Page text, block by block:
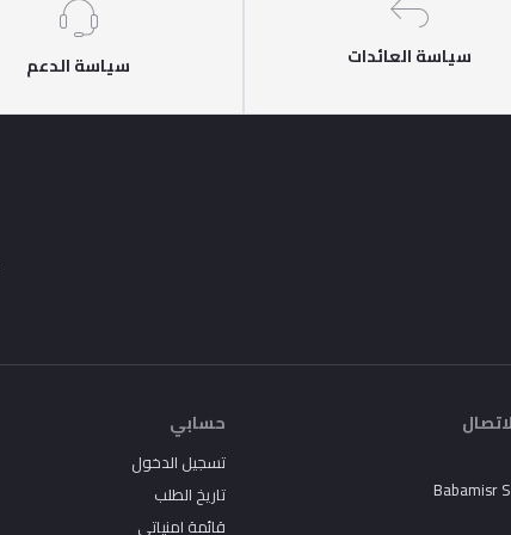
سياسة العائدات سياسة الدعم
Babamisr
حسابي
تسجيل الدخول
تاريخ الطلب
قائمة امنياتي